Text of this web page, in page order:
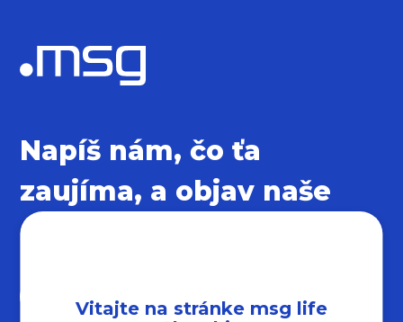
Napíš nám, čo ťa
zaujíma, a objav naše
sociálne siete
Vitajte na stránke msg life